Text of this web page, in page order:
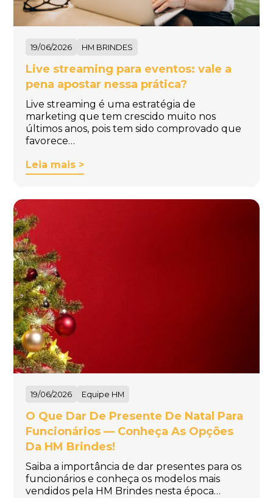
19/06/2026 HM BRINDES
Live streaming para eventos: vale a
pena apostar nessa prática?
Live streaming é uma estratégia de
marketing que tem crescido muito nos
últimos anos, pois tem sido comprovado que
favorece…
Leia mais >
19/06/2026 Equipe HM
O Que Dar De Presente De Natal Para
Funcionários — Conheça As Opções
Da HM Brindes!
Saiba a importância de dar presentes para os
funcionários e conheça os modelos mais
vendidos pela HM Brindes nesta época…